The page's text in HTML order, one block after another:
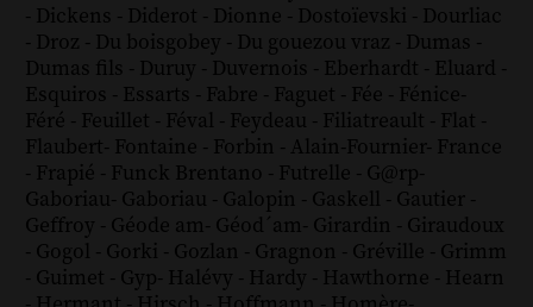
- Dickens - Diderot - Dionne - Dostoïevski - Dourliac
- Droz - Du boisgobey - Du gouezou vraz - Dumas -
Dumas fils - Duruy - Duvernois - Eberhardt - Eluard -
Esquiros - Essarts - Fabre - Faguet - Fée - Fénice-
Féré - Feuillet - Féval - Feydeau - Filiatreault - Flat -
Flaubert- Fontaine - Forbin - Alain-Fournier- France
- Frapié - Funck Brentano - Futrelle - G@rp-
Gaboriau- Gaboriau - Galopin - Gaskell - Gautier -
Geffroy - Géode am- Géod´am- Girardin - Giraudoux
- Gogol - Gorki - Gozlan - Gragnon - Gréville - Grimm
- Guimet - Gyp- Halévy - Hardy - Hawthorne - Hearn